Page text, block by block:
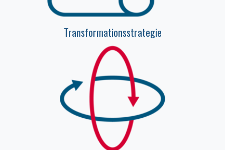
Transformationsstrategie